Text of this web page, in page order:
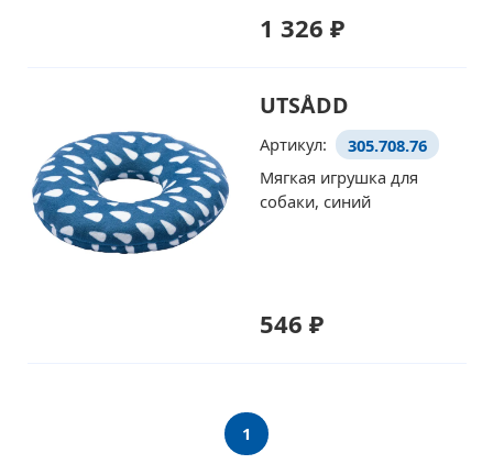
1 326 ₽
UTSÅDD
Артикул:
305.708.76
Мягкая игрушка для
собаки, синий
546 ₽
1